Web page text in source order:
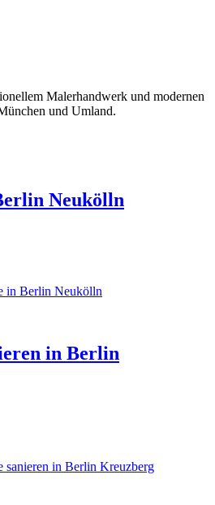
Malerhandwerk und modernen
und Umland.
Neukölln
in Berlin Neukölln
in Berlin
sanieren in Berlin Kreuzberg